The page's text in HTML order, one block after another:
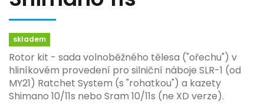
skladem
Rotor kit - sada volnoběžného tělesa ("ořechu") v
hliníkovém provedení pro silniční náboje SLR-1 (od
MY21) Ratchet System (s "rohatkou") a kazety
Shimano 10/11s nebo Sram 10/11s (ne XD verze).